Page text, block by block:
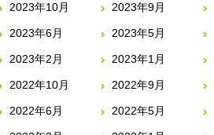
2023年10月 2023年9月
2023年6月 2023年5月
2023年2月 2023年1月
2022年10月 2022年9月
2022年6月 2022年5月